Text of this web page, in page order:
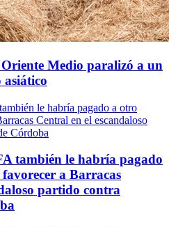
Medio paralizó a un
también le habría pagado
a Barracas
partido contra